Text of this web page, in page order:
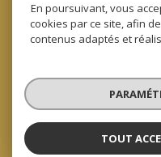
Cookies
© 2026 | Tous droits réservés
Réalisé par
En poursuivant, vous
cookies par ce site, afin
contenus adaptés et
TOUT